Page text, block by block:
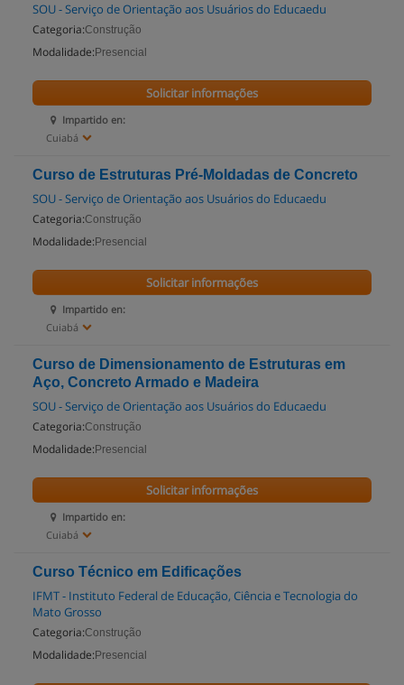
SOU - Serviço de Orientação aos Usuários do Educaedu
Categoria:Construção
Modalidade: Presencial
Impartido en:
Cuiabá
Solicitar informações
Curso de Estruturas Pré-Moldadas de Concreto
SOU - Serviço de Orientação aos Usuários do Educaedu
Categoria:Construção
Modalidade: Presencial
Impartido en:
Cuiabá
Solicitar informações
Curso de Dimensionamento de Estruturas em
Aço, Concreto Armado e Madeira
SOU - Serviço de Orientação aos Usuários do Educaedu
Categoria:Construção
Modalidade: Presencial
Impartido en:
Cuiabá
Solicitar informações
Curso Técnico em Edificações
IFMT - Instituto Federal de Educação, Ciência e Tecnologia do
Mato Grosso
Categoria:Construção
Modalidade: Presencial